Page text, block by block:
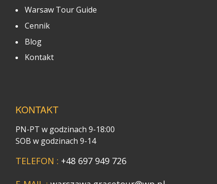
Warsaw Tour Guide
Cennik
Blog
Kontakt
KONTAKT
PN-PT w godzinach 9-18:00
SOB w godzinach 9-14
TELEFON : +48 697 949 726